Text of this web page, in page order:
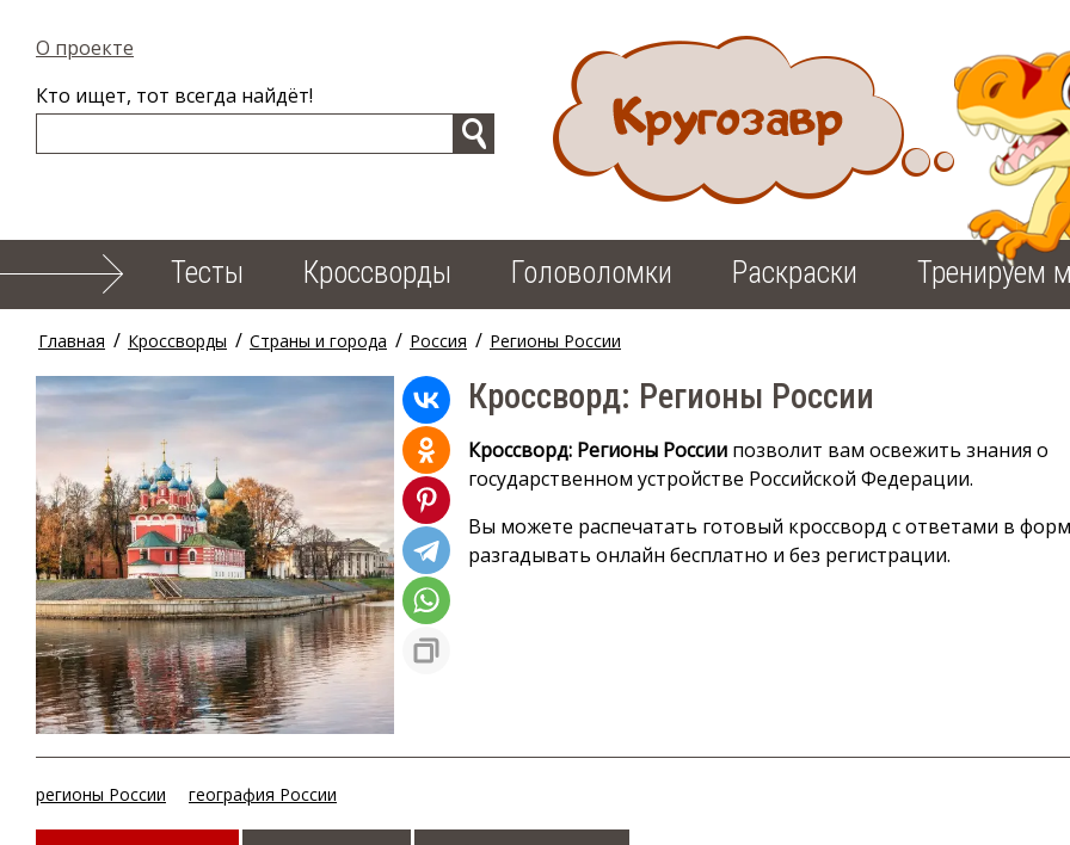
О проекте
Кто ищет, тот всегда найдёт!
Тесты Кроссворды Головоломки Раскраски Тренируем
Главная / Кроссворды / Страны и города / Россия / Регионы России
Кроссворд: Регионы России
Кроссворд: Регионы России позволит вам освежить знания о
государственном устройстве Российской Федерации.
Вы можете распечатать готовый кроссворд с ответами в
разгадывать онлайн бесплатно и без регистрации.
регионы России география России